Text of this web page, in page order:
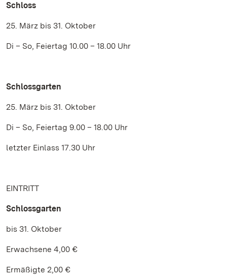
Schloss
25. März bis 31. Oktober
Di – So, Feiertag 10.00 – 18.00 Uhr
Schlossgarten
25. März bis 31. Oktober
Di – So, Feiertag 9.00 – 18.00 Uhr
letzter Einlass 17.30 Uhr
EINTRITT
Schlossgarten
bis 31. Oktober
Erwachsene 4,00 €
Ermäßigte 2,00 €